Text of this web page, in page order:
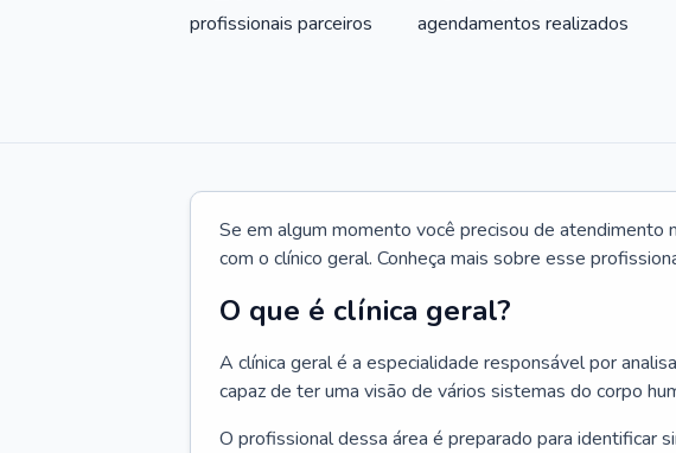
profissionais parceiros agendamentos realizados
Se em algum momento você precisou de atendimento
com o clínico geral. Conheça mais sobre esse
O que é clínica geral?
A clínica geral é a especialidade responsável por
capaz de ter uma visão de vários sistemas do corpo
O profissional dessa área é preparado para identificar